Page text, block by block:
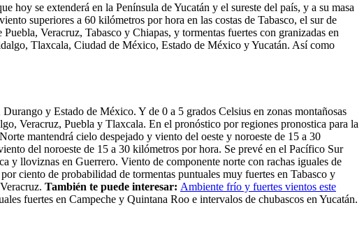
hoy se extenderá en la Península de Yucatán y el sureste del país, y a su masa
superiores a 60 kilómetros por hora en las costas de Tabasco, el sur de
Veracruz, Tabasco y Chiapas, y tormentas fuertes con granizadas en
Tlaxcala, Ciudad de México, Estado de México y Yucatán. Así como
y Estado de México. Y de 0 a 5 grados Celsius en zonas montañosas
Veracruz, Puebla y Tlaxcala. En el pronóstico por regiones pronostica para la
mantendrá cielo despejado y viento del oeste y noroeste de 15 a 30
del noroeste de 15 a 30 kilómetros por hora. Se prevé en el Pacífico Sur
y lloviznas en Guerrero. Viento de componente norte con rachas iguales de
ciento de probabilidad de tormentas puntuales muy fuertes en Tabasco y
También te puede interesar: Ambiente frío y fuertes vientos este
fuertes en Campeche y Quintana Roo e intervalos de chubascos en Yucatán.